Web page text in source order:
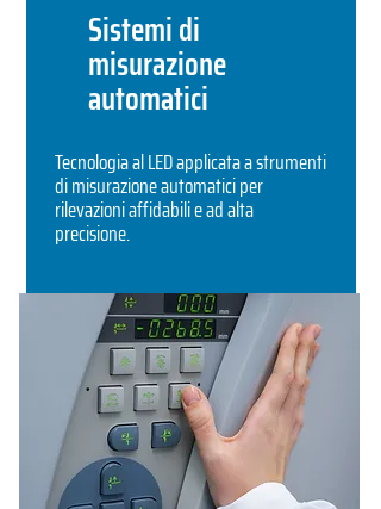
Sistemi di
misurazione
automatici
Tecnologia al LED applicata a strumenti
di misurazione automatici per
rilevazioni affidabili e ad alta
precisione.